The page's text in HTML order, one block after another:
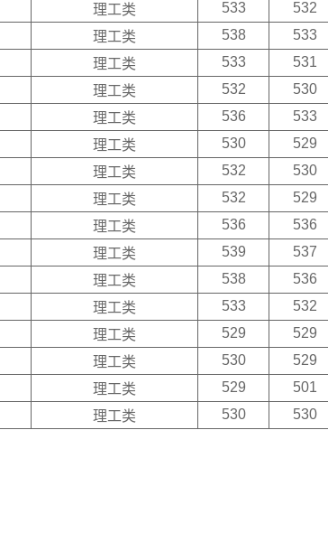
理工类 533 532
理工类 538 533
理工类 533 531
理工类 532 530
理工类 536 533
理工类 530 529
理工类 532 530
理工类 532 529
理工类 536 536
理工类 539 537
理工类 538 536
理工类 533 532
理工类 529 529
理工类 530 529
理工类 529 501
理工类 530 530